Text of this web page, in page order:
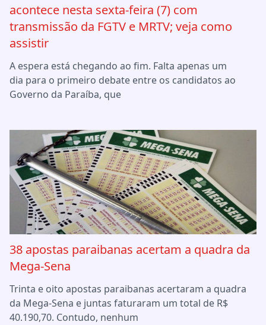
acontece nesta sexta-feira (7) com
transmissão da FGTV e MRTV; veja como
assistir
A espera está chegando ao fim. Falta apenas um
dia para o primeiro debate entre os candidatos ao
Governo da Paraíba, que
38 apostas paraibanas acertam a quadra da
Mega-Sena
Trinta e oito apostas paraibanas acertaram a quadra
da Mega-Sena e juntas faturaram um total de R$
40.190,70. Contudo, nenhum